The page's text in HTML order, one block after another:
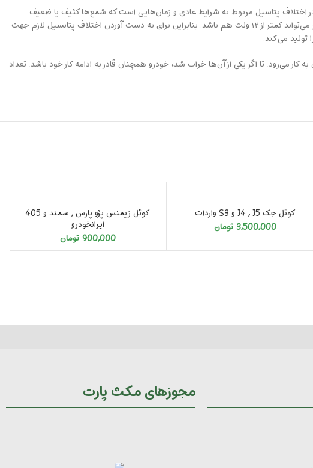
درون سیلندر، به اختلاف پتانسیلی در حدود ۷۰۰۰ تا ۲۵۰۰۰ ولت نیاز دارند. این تفاوت در اختلاف پتاسیل مربوط به شرایط عادی و زمان‌هایی است که شمع‌ها کثیف یا ضعیف
شده‌اند. مشکل اینجاست که باتری در خودروهای معمولی برقی در حدود ۱۲ ولت تولید می‌کند. این برق گاها بر اثر طول عمر باتری و یا موارد موثر دیگر می‌تواند کمتر از ۱۲ ولت هم باشد. بنابراین برای به دست آوردن اختلاف پتانسیل لازم جهت
تولید می‌کند.
می‌رود. تا اگر یکی از آن‌ها خراب شد، خودرو همچنان قادر به ادامه کار خود باشد. تعداد
کوئل جک J4 , J5 و S3 واردات
3,500,000 تومان
تمام شد
کوئل زیمنس پژو پارس , سمند و 405
ایرانخودرو
900,000 تومان
مجوزهای مکث پارت